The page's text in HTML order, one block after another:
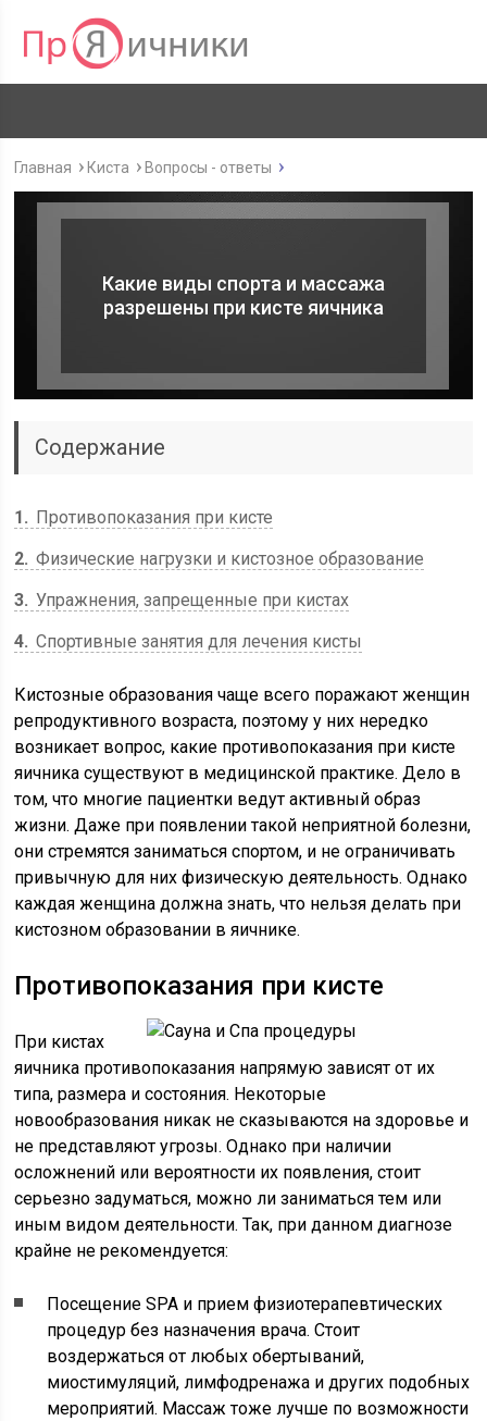
Главная Киста Вопросы - ответы
Какие виды спорта и массажа
разрешены при кисте яичника
Содержание
1
Противопоказания при кисте
2 Физические нагрузки и кистозное образование
3 Упражнения, запрещенные при кистах
4 Спортивные занятия для лечения кисты
Кистозные образования чаще всего поражают женщин
репродуктивного возраста, поэтому у них нередко
возникает вопрос, какие противопоказания при кисте
яичника существуют в медицинской практике. Дело в
том, что многие пациентки ведут активный образ
жизни. Даже при появлении такой неприятной болезни,
они стремятся заниматься спортом, и не ограничивать
привычную для них физическую деятельность. Однако
каждая женщина должна знать, что нельзя делать при
кистозном образовании в яичнике.
Противопоказания при кисте
При кистах
яичника противопоказания напрямую зависят от их
типа, размера и состояния. Некоторые
новообразования никак не сказываются на здоровье и
не представляют угрозы. Однако при наличии
осложнений или вероятности их появления, стоит
серьезно задуматься, можно ли заниматься тем или
иным видом деятельности. Так, при данном диагнозе
крайне не рекомендуется:
Посещение SPA и прием физиотерапевтических
процедур без назначения врача. Стоит
воздержаться от любых обертываний,
миостимуляций, лимфодренажа и других подобных
мероприятий. Массаж тоже лучше по возможности